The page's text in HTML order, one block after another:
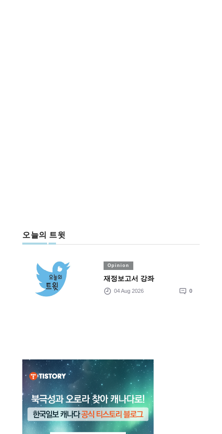
오늘의 트윗
Opinion
재정보고서 강좌
04 Aug 2026 0